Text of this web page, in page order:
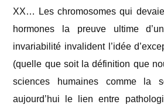
XX… Les chromosomes qui
hormones la preuve ultime
invariabilité invalident l’idée
(quelle que soit la définition que
sciences humaines comme la
aujourd’hui le lien entre